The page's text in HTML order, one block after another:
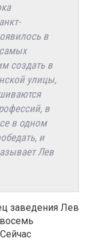
в
создать в
улицы,
в
в одном
и
Лев
заведения Лев